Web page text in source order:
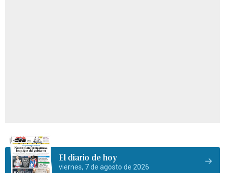
El diario de hoy
viernes, 7 de agosto de 2026